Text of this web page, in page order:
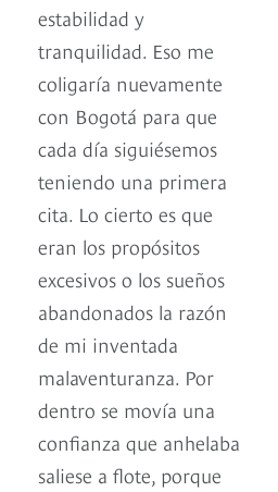
estabilidad y
tranquilidad. Eso me
coligaría nuevamente
con Bogotá para que
cada día siguiésemos
teniendo una primera
cita. Lo cierto es que
eran los propósitos
excesivos o los sueños
abandonados la razón
de mi inventada
malaventuranza. Por
dentro se movía una
confianza que anhelaba
saliese a flote, porque